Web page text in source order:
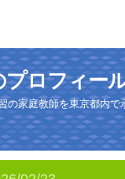
ロフィー
の家庭教師を東京都内で